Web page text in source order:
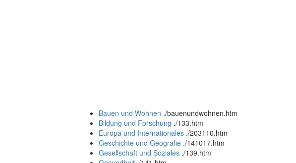
Bauen und Wohnen ./bauenundwohnen.htm
Bildung und Forschung ./133.htm
Europa und Internationales ./203110.htm
Geschichte und Geografie ./141017.htm
Gesellschaft und Soziales ./139.htm